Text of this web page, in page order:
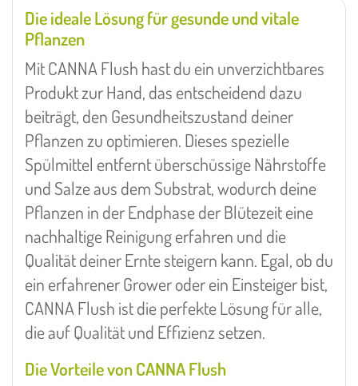
Die ideale Lösung für gesunde und vitale
Pflanzen
Mit CANNA Flush hast du ein unverzichtbares
Produkt zur Hand, das entscheidend dazu
beiträgt, den Gesundheitszustand deiner
Pflanzen zu optimieren. Dieses spezielle
Spülmittel entfernt überschüssige Nährstoffe
und Salze aus dem Substrat, wodurch deine
Pflanzen in der Endphase der Blütezeit eine
nachhaltige Reinigung erfahren und die
Qualität deiner Ernte steigern kann. Egal, ob du
ein erfahrener Grower oder ein Einsteiger bist,
CANNA Flush ist die perfekte Lösung für alle,
die auf Qualität und Effizienz setzen.
Die Vorteile von CANNA Flush